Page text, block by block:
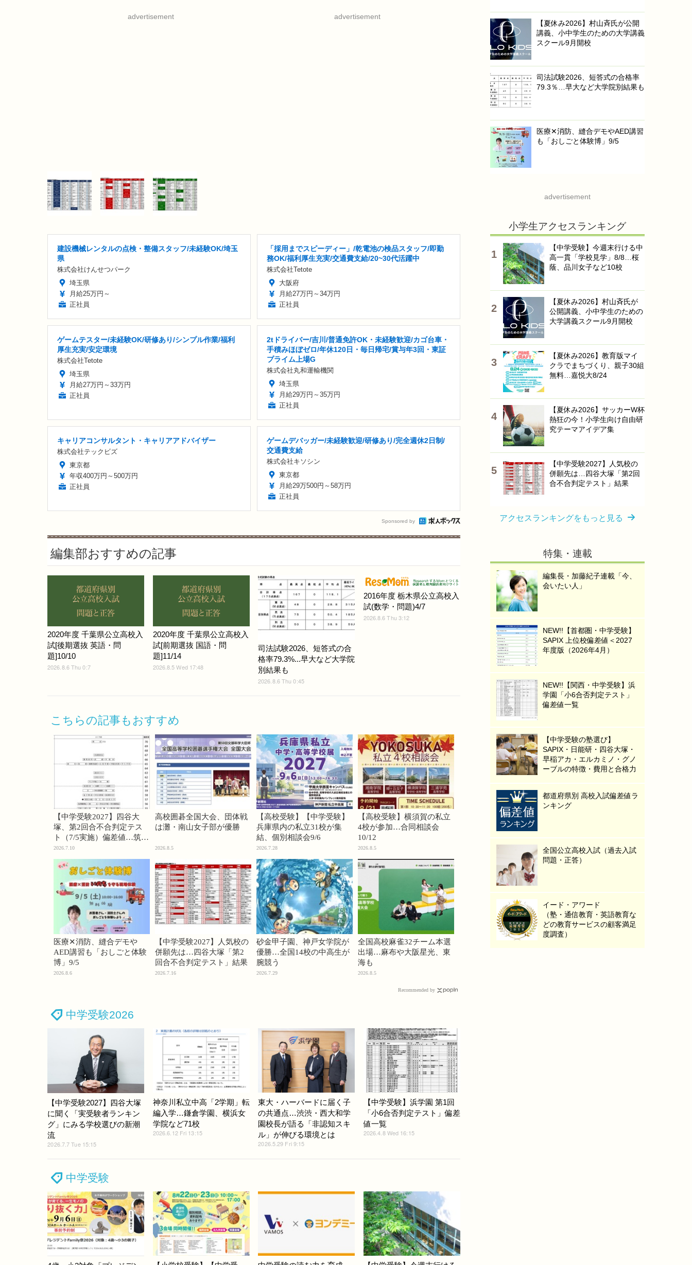
advertisement advertisement
建設機械レンタルの点検・整備スタッフ/未経験OK/埼玉
県
株式会社けんせつパーク
埼玉県
月給25万円～
正社員
「採用までスピーディー」/乾電池の検品スタッフ/即勤
務OK/福利厚生充実/交通費支給/20~30代活躍中
株式会社Tetote
大阪府
月給27万円～34万円
正社員
ゲームテスター/未経験OK/研修あり/シンプル作業/福利
厚生充実/安定環境
株式会社Tetote
埼玉県
月給27万円～33万円
正社員
2tドライバー/吉川/普通免許OK・未経験歓迎/カゴ台車・
手積みほぼゼロ/年休120日・毎日帰宅/賞与年3回・東証
プライム上場G
株式会社丸和運輸機関
埼玉県
月給29万円～35万円
正社員
キャリアコンサルタント・キャリアアドバイザー
株式会社テックビズ
東京都
年収400万円～500万円
正社員
ゲームデバッガー/未経験歓迎/研修あり/完全週休2日制/
交通費支給
株式会社キソシン
東京都
月給29万500円～58万円
正社員
Sponsored by
編集部おすすめの記事
2020年度 千葉県公立高校入
試[後期選抜 英語・問
題]10/10
2026.8.6 Thu 0:7
2020年度 千葉県公立高校入
試[前期選抜 国語・問
題]11/14
2026.8.5 Wed 17:48
司法試験2026、短答式の合
格率79.3%...早大など大学院
別結果も
2026.8.6 Thu 0:45
2016年度 栃木県公立高校入
試(数学・問題)4/7
2026.8.6 Thu 3:12
こちらの記事もおすすめ
【中学受験2027】四谷大
塚、第2回合不合判定テス
ト（7/5実施）偏差値…筑駒
74・桜蔭70＜PR＞
2026.7.10
高校囲碁全国大会、団体戦
は灘・南山女子部が優勝
2026.8.5
【高校受験】【中学受験】
兵庫県内の私立31校が集
結、個別相談会9/6
2026.7.28
【高校受験】横須賀の私立
4校が参加…合同相談会
10/12
2026.8.5
医療✕消防、縫合デモや
AED講習も「おしごと体験
博」9/5
2026.8.6
【中学受験2027】人気校の
併願先は…四谷大塚「第2
回合不合判定テスト」結果
2026.7.16
砂金甲子園、神戸女学院が
優勝…全国14校の中高生が
腕競う
2026.7.29
全国高校麻雀32チーム本選
出場…麻布や大阪星光、東
海も
2026.8.5
Recommended by
中学受験2026
【中学受験2027】四谷大塚
に聞く「実受験者ランキン
グ」にみる学校選びの新潮
流
2026.7.7 Tue 15:15
神奈川私立中高「2学期」転
編入学…鎌倉学園、横浜女
学院など71校
2026.6.12 Fri 13:15
東大・ハーバードに届く子
の共通点…渋渋・西大和学
園校長が語る「非認知スキ
ル」が伸びる環境とは
2026.5.29 Fri 9:15
【中学受験】浜学園 第1回
「小6合否判定テスト」偏差
値一覧
2026.4.8 Wed 16:15
中学受験
【夏休み2026】村山斉氏が公開
講義、小中学生のための大学講義
スクール9月開校
司法試験2026、短答式の合格率
79.3％…早大など大学院別結果も
医療✕消防、縫合デモやAED講習
も「おしごと体験博」9/5
advertisement
小学生アクセスランキング
【中学受験】今週末行ける中
高一貫「学校見学」8/8…桜
蔭、品川女子など10校
【夏休み2026】村山斉氏が
公開講義、小中学生のための
大学講義スクール9月開校
【夏休み2026】教育版マイ
クラでまちづくり、親子30組
無料…嘉悦大8/24
【夏休み2026】サッカーW杯
熱狂の今！小学生向け自由研
究テーマアイデア集
【中学受験2027】人気校の
併願先は…四谷大塚「第2回
合不合判定テスト」結果
アクセスランキングをもっと見る
特集・連載
編集長・加藤紀子連載「今、
会いたい人」
NEW!!【首都圏・中学受験】
SAPIX 上位校偏差値＜2027
年度版（2026年4月）
NEW!!【関西・中学受験】浜
学園「小6合否判定テスト」
偏差値一覧
【中学受験の塾選び】
SAPIX・日能研・四谷大塚・
早稲アカ・エルカミノ・グノ
ーブルの特徴・費用と合格力
都道府県別 高校入試偏差値ラ
ンキング
全国公立高校入試（過去入試
問題・正答）
イード・アワード
（塾・通信教育・英語教育な
どの教育サービスの顧客満足
度調査）